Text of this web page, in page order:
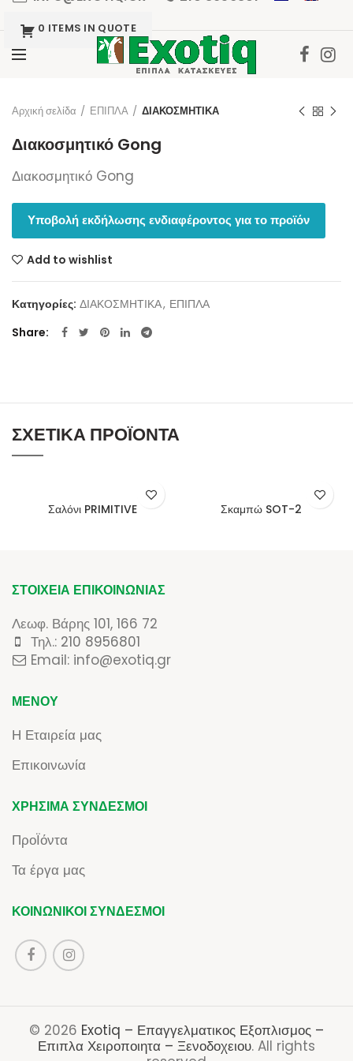
0 ITEMS IN QUOTE
Click to enlarge
Αρχική σελίδα ΕΠΙΠΛΑ ΔΙΑΚΟΣΜΗΤΙΚΑ
Διακοσμητικό Gong
Διακοσμητικό Gong
Υποβολή εκδήλωσης ενδιαφέροντος για το προϊόν
Add to wishlist
Κατηγορίες: ΔΙΑΚΟΣΜΗΤΙΚΑ, ΕΠΙΠΛΑ
Share
ΣΧΕΤΙΚΆ ΠΡΟΪΌΝΤΑ
Σαλόνι PRIMITIVE Σκαμπώ SOT-2
ΣΤΟΙΧΕΊΑ ΕΠΙΚΟΙΝΩΝΊΑΣ
Λεωφ. Βάρης 101, 166 72
Τηλ.: 210 8956801
Email: info@exotiq.gr
ΜΕΝΟΎ
Η Εταιρεία μας
Επικοινωνία
ΧΡΉΣΙΜΑ ΣΎΝΔΕΣΜΟΙ
ΠροΪόντα
Τα έργα μας
ΚΟΙΝΩΝΙΚΟΊ ΣΎΝΔΕΣΜΟΙ
© 2026 Exotiq – Επαγγελματικος Εξοπλισμος –
Επιπλα Χειροποιητα – Ξενοδοχειου. All rights